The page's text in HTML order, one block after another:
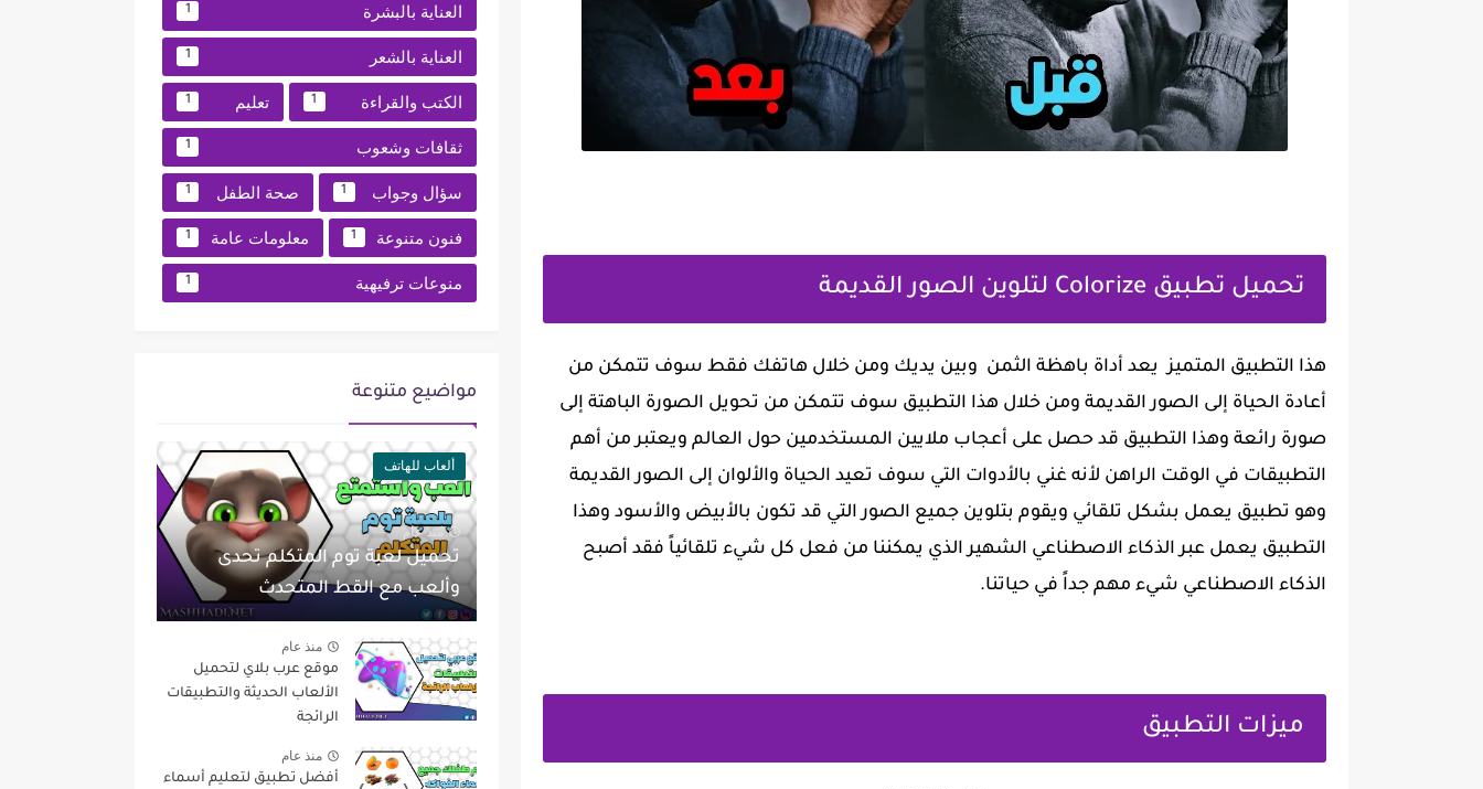
تحميل تطبيق Colorize لتلوين الصور القديمة
هذا التطبيق المتميز يعد أداة باهظة الثمن وبين يديك ومن خلال هاتفك فقط سوف تتمكن من
أعادة الحياة إلى الصور القديمة ومن خلال هذا التطبيق سوف تتمكن من تحويل الصورة الباهتة إلى
صورة رائعة وهذا التطبيق قد حصل على أعجاب ملايين المستخدمين حول العالم ويعتبر من أهم
التطبيقات في الوقت الراهن لأنه غني بالأدوات التي سوف تعيد الحياة والألوان إلى الصور القديمة
وهو تطبيق يعمل بشكل تلقائي ويقوم بتلوين جميع الصور التي قد تكون بالأبيض والأسود وهذا
التطبيق يعمل عبر الذكاء الاصطناعي الشهير الذي يمكننا من فعل كل شيء تلقائياً فقد أصبح
الذكاء الاصطناعي شيء مهم جداً في حياتنا.
ميزات التطبيق
العناية بالبشرة 1
العناية بالشعر 1
الكتب والقراءة 1 تعليم 1
ثقافات وشعوب 1
سؤال وجواب 1 صحة الطفل 1
فنون متنوعة 1 معلومات عامة 1
منوعات ترفيهية 1
مواضيع متنوعة
ألعاب للهاتف
منذ عام
تحميل لعبة توم المتكلم تحدى
وألعب مع القط المتحدث
منذ عام
موقع عرب بلاي لتحميل
الألعاب الحديثة والتطبيقات
الرائجة
منذ عام
أفضل تطبيق لتعليم أسماء